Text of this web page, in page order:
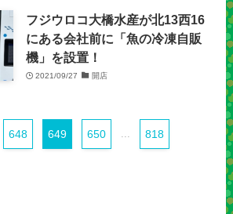
フジウロコ大橋水産が北13西16
にある会社前に「魚の冷凍自販
機」を設置！
2021/09/27 開店
648 649 650 ... 818